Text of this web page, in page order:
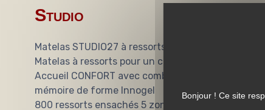
Studio
Matelas STUDIO27 à ressorts ensachés -
Matelas à ressorts pour un couchage 1 ou 2
Accueil CONFORT avec combinaison de mousse
mémoire de forme Innogel
800 ressorts ensachés 5 zones en 140x190
Bonjour ! Ce site